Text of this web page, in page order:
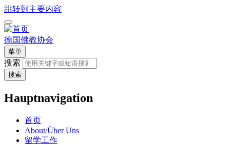
跳转到主要内容
德国佛教协会
菜单
搜索
搜索
Hauptnavigation
首页
About/Über Uns
留学工作